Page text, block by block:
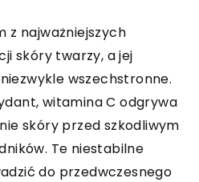
z najważniejszych
skóry twarzy, a jej
wszechstronne.
witamina C odgrywa
skóry przed szkodliwym
Te niestabilne
do przedwczesnego